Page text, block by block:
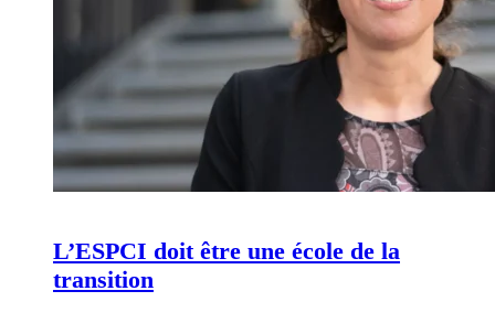
L’ESPCI doit être une école de la
transition